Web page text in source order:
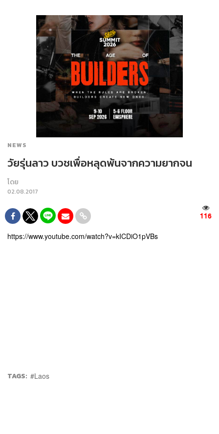
NEWS
วัยรุ่นลาว บวชเพื่อหลุดพ้นจากความยากจน
โดย
02.08.2017
116
https://www.youtube.com/watch?v=kICDiO1pVBs
TAGS: Laos